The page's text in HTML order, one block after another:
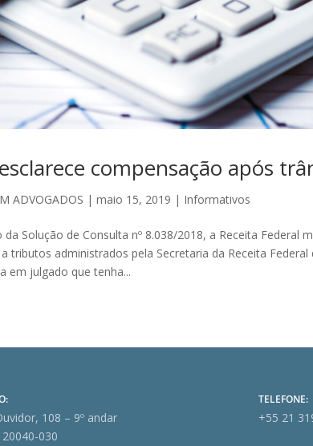
compensação após
ADVOGADOS |maio 15, 2019 | Informativos
da Solução de Consulta nº 8.038/2018, a Receita
tributos administrados pela Secretaria da Receita
em julgado que tenha...
108 – 9º andar
030
TELEFONE:
+55 21